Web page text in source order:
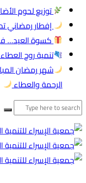
توزيع لحوم
إفطار رمضاني
كسوة العيد…
تنمية روح
شهر رمضان
الرحمة والعطاء
البحث
عن: